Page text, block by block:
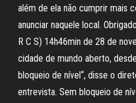
além de ela não cumprir mais
anunciar naquele local.
R C S) 14h46min de 28 de
cidade de mundo aberto,
bloqueio de nível“, disse o
entrevista. Sem bloqueio de